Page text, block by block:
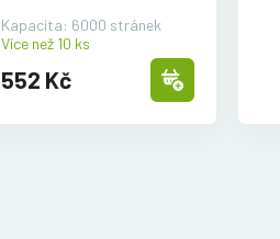
Kapacita: 6000 stránek
Více než 10 ks
552 Kč